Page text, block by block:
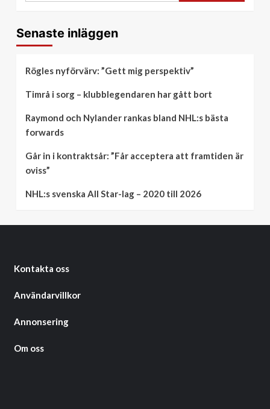
Senaste inläggen
Rögles nyförvärv: ”Gett mig perspektiv”
Timrå i sorg – klubblegendaren har gått bort
Raymond och Nylander rankas bland NHL:s bästa
forwards
Går in i kontraktsår: ”Får acceptera att framtiden är
oviss”
NHL:s svenska All Star-lag – 2020 till 2026
Kontakta oss
Användarvillkor
Annonsering
Om oss